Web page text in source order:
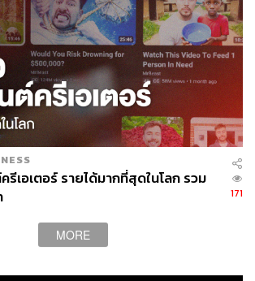
รีเอเตอร์ รายได้มากที่สุดในโลก รวม
171
MORE